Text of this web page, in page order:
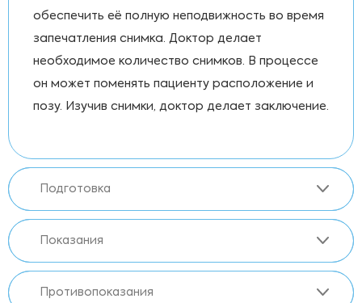
обеспечить её полную неподвижность во время
запечатления снимка. Доктор делает
необходимое количество снимков. В процессе
он может поменять пациенту расположение и
позу. Изучив снимки, доктор делает заключение.
Подготовка
Показания
Противопоказания